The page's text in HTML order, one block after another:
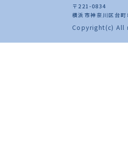
〒221-0834
横浜市神奈川区台
Copyright(c) All